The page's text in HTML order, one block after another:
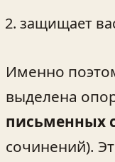
защищает
Именно
выделена
письменных
сочинений).